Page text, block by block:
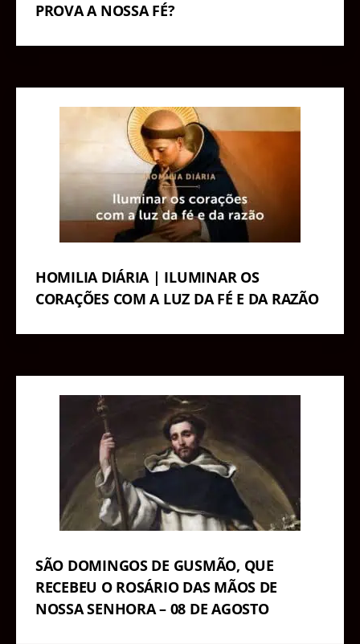
PROVA A NOSSA FÉ?
HOMILIA DIÁRIA | ILUMINAR OS
CORAÇÕES COM A LUZ DA FÉ E DA RAZÃO
SÃO DOMINGOS DE GUSMÃO, QUE
RECEBEU O ROSÁRIO DAS MÃOS DE
NOSSA SENHORA – 08 DE AGOSTO